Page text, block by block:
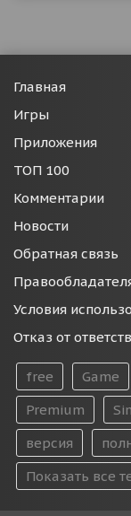
Главная
Игры
Приложения
ТОП 100
Комментарии
Новости
Обратная связь
Условия
Отказ от
free Game
Premium
версия
Показать все